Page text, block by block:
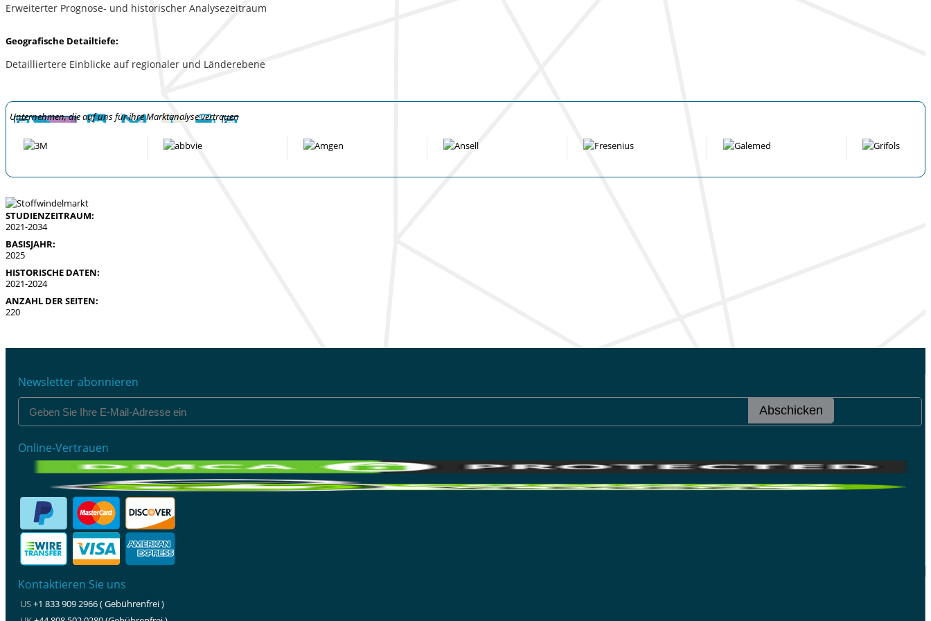
Erweiterter Prognose- und historischer Analysezeitraum
Geografische Detailtiefe:
Detailliertere Einblicke auf regionaler und Länderebene
Unternehmen, die auf uns für ihre Marktanalyse vertrauen
STUDIENZEITRAUM:
2021-2034
BASISJAHR:
2025
HISTORISCHE DATEN:
2021-2024
ANZAHL DER SEITEN:
220
Newsletter abonnieren
Abschicken
Online-Vertrauen
Kontaktieren Sie uns
US+1 833 909 2966 ( Gebührenfrei )